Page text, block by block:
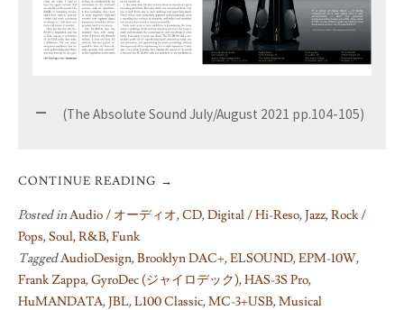
(The Absolute Sound July/August 2021 pp.104-105)
CONTINUE READING →
Posted inAudio / オーディオ,CD,Digital / Hi-Reso,Jazz,Rock /
Pops,Soul, R&B, Funk
TaggedAudioDesign,Brooklyn DAC+,ELSOUND,EPM-10W,
Frank Zappa,GyroDec (ジャイロデック),HAS-3S Pro,
HuMANDATA,JBL,L100 Classic,MC-3+USB,Musical